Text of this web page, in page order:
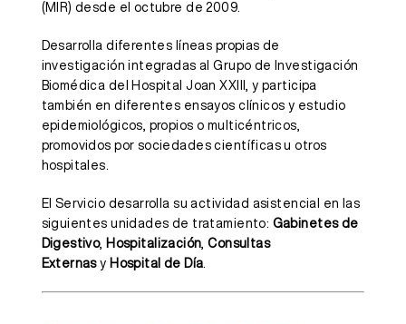
(MIR) desde el octubre de 2009.
Desarrolla diferentes líneas propias de
investigación integradas al Grupo de Investigación
Biomédica del Hospital Joan XXIII, y participa
también en diferentes ensayos clínicos y estudio
epidemiológicos, propios o multicéntricos,
promovidos por sociedades científicas u otros
hospitales.
El Servicio desarrolla su actividad asistencial en las
siguientes unidades de tratamiento: Gabinetes de
Digestivo, Hospitalización,Consultas
Externasy Hospital de Día.